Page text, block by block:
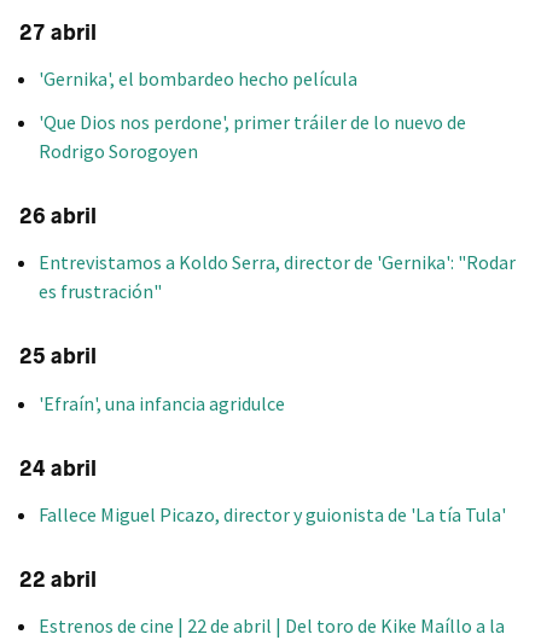
27 abril
'Gernika', el bombardeo hecho película
'Que Dios nos perdone', primer tráiler de lo nuevo de
Rodrigo Sorogoyen
26 abril
Entrevistamos a Koldo Serra, director de 'Gernika': "Rodar
es frustración"
25 abril
'Efraín', una infancia agridulce
24 abril
Fallece Miguel Picazo, director y guionista de 'La tía Tula'
22 abril
Estrenos de cine | 22 de abril | Del toro de Kike Maíllo a la